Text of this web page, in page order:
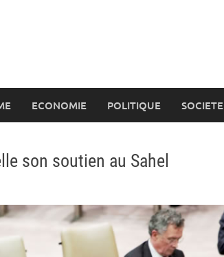
ECONOMIE POLITIQUE SOCIETE
son soutien au Sahel